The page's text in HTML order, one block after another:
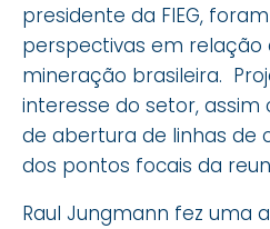
presidente da FIEG,
perspectivas em
mineração brasileira.
interesse do setor, assim
de abertura de linhas de
dos pontos focais da
Raul Jungmann fez uma